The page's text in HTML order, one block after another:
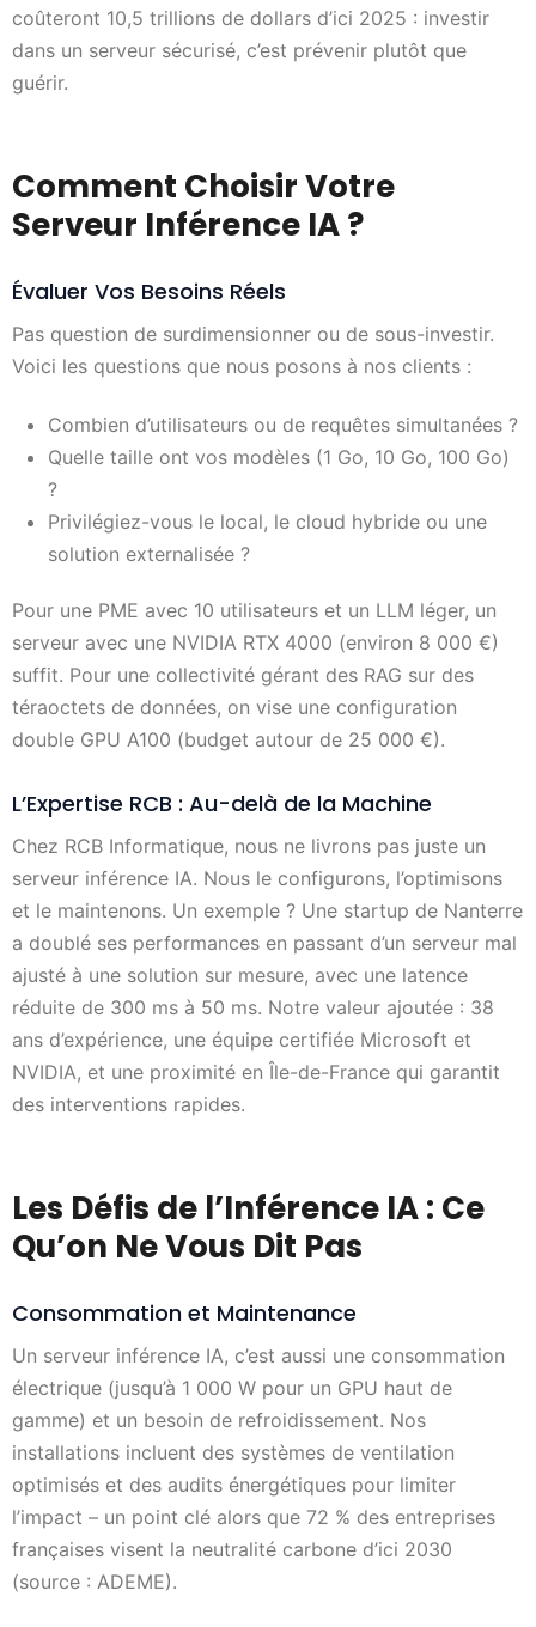
coûteront 10,5 trillions de dollars d’ici 2025 : investir
dans un serveur sécurisé, c’est prévenir plutôt que
guérir.
Comment Choisir Votre
Serveur Inférence IA ?
Évaluer Vos Besoins Réels
Pas question de surdimensionner ou de sous-investir.
Voici les questions que nous posons à nos clients :
Combien d’utilisateurs ou de requêtes simultanées ?
Quelle taille ont vos modèles (1 Go, 10 Go, 100 Go)
?
Privilégiez-vous le local, le cloud hybride ou une
solution externalisée ?
Pour une PME avec 10 utilisateurs et un LLM léger, un
serveur avec une NVIDIA RTX 4000 (environ 8 000 €)
suffit. Pour une collectivité gérant des RAG sur des
téraoctets de données, on vise une configuration
double GPU A100 (budget autour de 25 000 €).
L’Expertise RCB : Au-delà de la Machine
Chez RCB Informatique, nous ne livrons pas juste un
serveur inférence IA. Nous le configurons, l’optimisons
et le maintenons. Un exemple ? Une startup de Nanterre
a doublé ses performances en passant d’un serveur mal
ajusté à une solution sur mesure, avec une latence
réduite de 300 ms à 50 ms. Notre valeur ajoutée : 38
ans d’expérience, une équipe certifiée Microsoft et
NVIDIA, et une proximité en Île-de-France qui garantit
des interventions rapides.
Les Défis de l’Inférence IA : Ce
Qu’on Ne Vous Dit Pas
Consommation et Maintenance
Un serveur inférence IA, c’est aussi une consommation
électrique (jusqu’à 1 000 W pour un GPU haut de
gamme) et un besoin de refroidissement. Nos
installations incluent des systèmes de ventilation
optimisés et des audits énergétiques pour limiter
l’impact – un point clé alors que 72 % des entreprises
françaises visent la neutralité carbone d’ici 2030
(source : ADEME).